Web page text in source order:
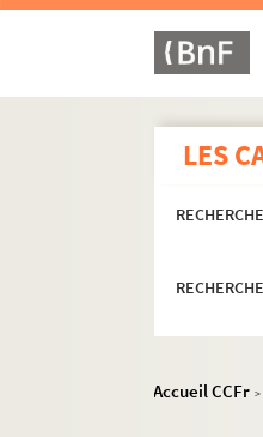
LES
Accueil CCFr >